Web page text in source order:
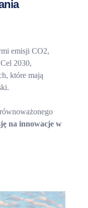
emisji CO2,
2030,
które mają
na innowacje w